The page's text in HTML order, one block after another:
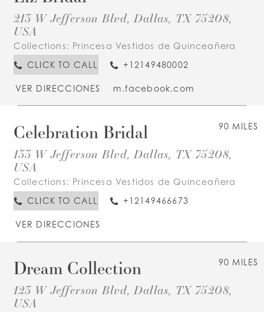
213 W Jefferson Blvd, Dallas, TX 75208,
USA
Collections: Princesa Vestidos de Quinceañera
CLICK TO CALL
+12149480002
VER DIRECCIONES m.facebook.com
90 MILES
Celebration Bridal
133 W Jefferson Blvd, Dallas, TX 75208,
USA
Collections: Princesa Vestidos de Quinceañera
CLICK TO CALL
+12149466673
VER DIRECCIONES
90 MILES
Dream Collection
123 W Jefferson Blvd, Dallas, TX 75208,
USA